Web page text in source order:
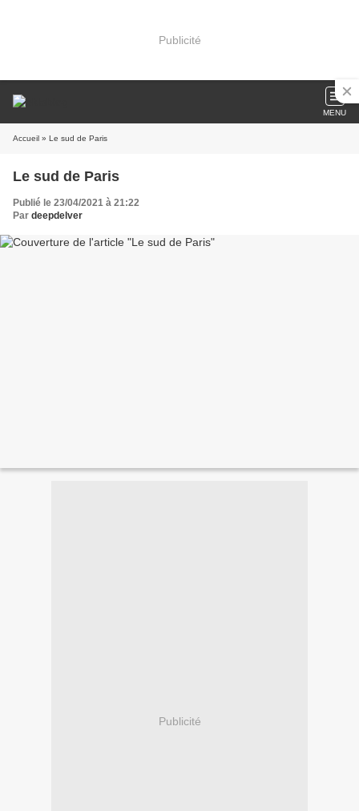
Publicité
MENU
Accueil » Le sud de Paris
Le sud de Paris
Publié le 23/04/2021 à 21:22
Par deepdelver
Publicité